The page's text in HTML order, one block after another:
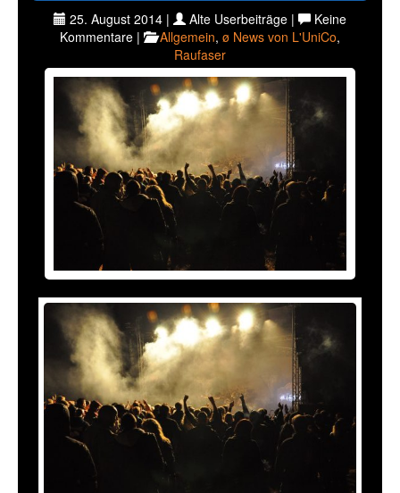
25. August 2014 | Alte Userbeiträge |
Keine
Kommentare |
Allgemein, ø News von L'UniCo,
Raufaser